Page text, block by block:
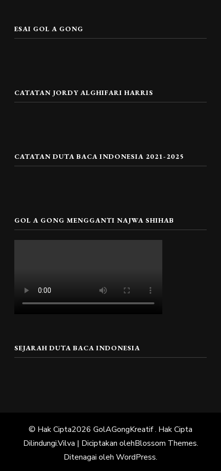
ESAI GOL A GONG
CATATAN JORDY ALGHIFARI HARRIS
CATATAN DUTA BACA INDONESIA 2021-2025
GOL A GONG MENGGANTI NAJWA SHIHAB
SEJARAH DUTA BACA INDONESIA
© Hak Cipta2026 GolAGongKreatif. Hak Cipta
Dilindungi.Vilva | Diciptakan olehBlossom Themes.
Ditenagai oleh WordPress.